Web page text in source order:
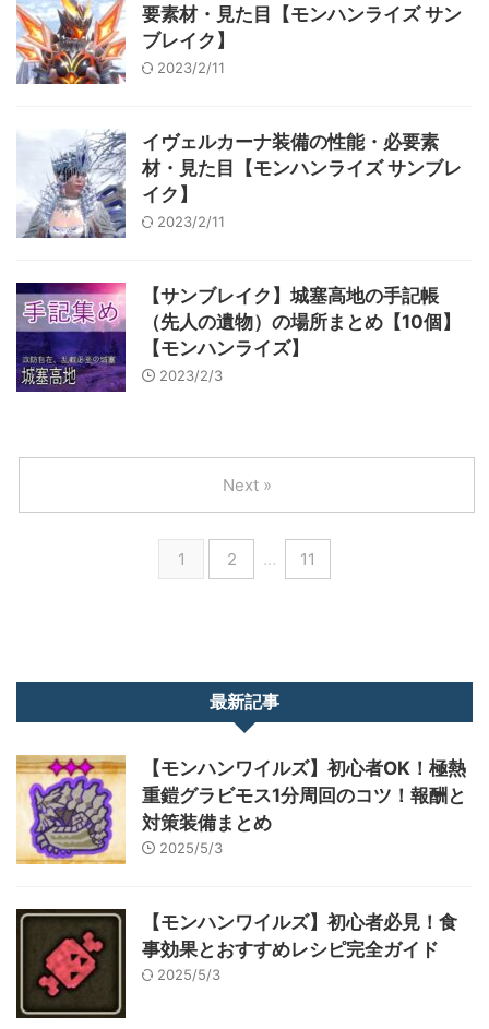
要素材・見た目【モンハンライズ サン
ブレイク】
2023/2/11
イヴェルカーナ装備の性能・必要素
材・見た目【モンハンライズ サンブレ
イク】
2023/2/11
【サンブレイク】城塞高地の手記帳
（先人の遺物）の場所まとめ【10個】
【モンハンライズ】
2023/2/3
1 2 … 11
Next »
最新記事
【モンハンワイルズ】初心者OK！極熱
重鎧グラビモス1分周回のコツ！報酬と
対策装備まとめ
2025/5/3
【モンハンワイルズ】初心者必見！食
事効果とおすすめレシピ完全ガイド
2025/5/3